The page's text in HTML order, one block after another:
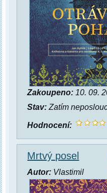
Zakoupeno: 10. 09.
Stav: Zatím
Hodnocení:
Mrtvý posel
Autor: Vlastimil